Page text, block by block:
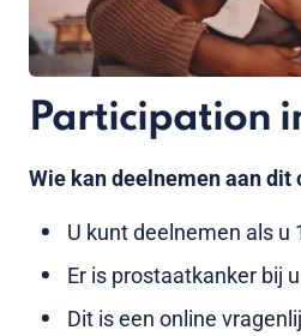
Participation
Wie kan deelnemen aan dit
U kunt deelnemen als u
Er is prostaatkanker bij
Dit is een online